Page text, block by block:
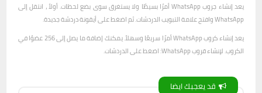
يعد إنشاء جروب WhatsApp أمرًا بسيطًا ولا يستغرق سوى بضع لحظات. أولاً ، انتقل إلى
WhatsApp وافتح علامة التبويب الدردشات. ثم اضغط على أيقونة دردشة جديدة.
يعد إنشاء كروب WhatsApp أمرًا سريعًا وسهلاً. يمكنك إضافة ما يصل إلى 256 عضوًا في
الكروب. لإنشاء قروب WhatsApp: اضغط على الدردشات.
قد يعجبك ايضا